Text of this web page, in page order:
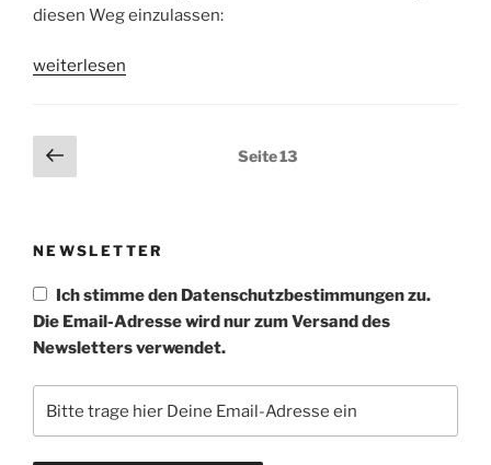
diesen Weg einzulassen:
„2/2014
weiterlesen
Seitennummerierung
der
Vorherige
Seite
Seite13
NEWSLETTER
Ich stimme den Datenschutzbestimmungen zu.
Die Email-Adresse wird nur zum Versand des
Newsletters verwendet.